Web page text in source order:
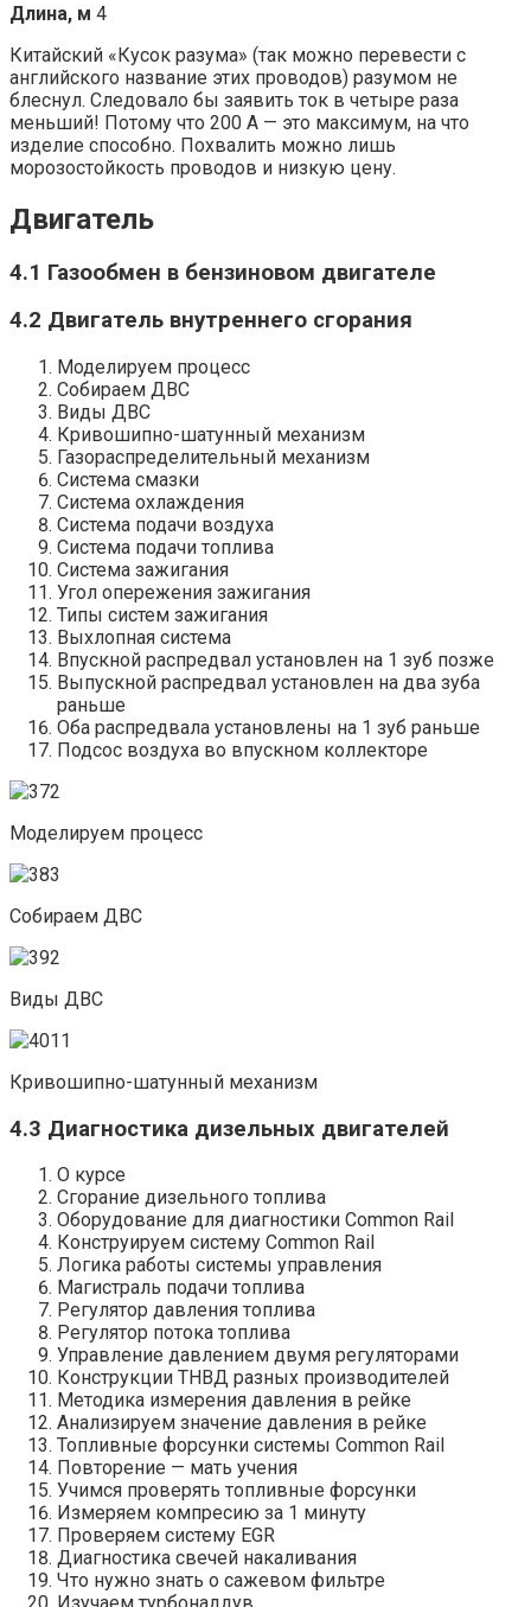
Длина, м 4
Китайский «Кусок разума» (так можно перевести с
английского название этих проводов) разумом не
блеснул. Следовало бы заявить ток в четыре раза
меньший! Потому что 200 А — это максимум, на что
изделие способно. Похвалить можно лишь
морозостойкость проводов и низкую цену.
Двигатель
4.1 Газообмен в бензиновом двигателе
4.2 Двигатель внутреннего сгорания
Моделируем процесс
Собираем ДВС
Виды ДВС
Кривошипно-шатунный механизм
Газораспределительный механизм
Система смазки
Система охлаждения
Система подачи воздуха
Система подачи топлива
Система зажигания
Угол опережения зажигания
Типы систем зажигания
Выхлопная система
Впускной распредвал установлен на 1 зуб позже
Выпускной распредвал установлен на два зуба
раньше
Оба распредвала установлены на 1 зуб раньше
Подсос воздуха во впускном коллекторе
Моделируем процесс
Собираем ДВС
Виды ДВС
Кривошипно-шатунный механизм
4.3 Диагностика дизельных двигателей
О курсе
Сгорание дизельного топлива
Оборудование для диагностики Common Rail
Конструируем систему Common Rail
Логика работы системы управления
Магистраль подачи топлива
Регулятор давления топлива
Регулятор потока топлива
Управление давлением двумя регуляторами
Конструкции ТНВД разных производителей
Методика измерения давления в рейке
Анализируем значение давления в рейке
Топливные форсунки системы Common Rail
Повторение — мать учения
Учимся проверять топливные форсунки
Измеряем компресию за 1 минуту
Проверяем систему EGR
Диагностика свечей накаливания
Что нужно знать о сажевом фильтре